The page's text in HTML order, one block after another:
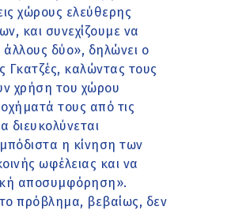
χώρους ελεύθερης
και συνεχίζουμε να
άλλους δύο», δηλώνει ο
Γκατζές, καλώντας τους
χρήση του χώρου
τους από τις
διευκολύνεται
η κίνηση των
ωφέλειας και να
αποσυμφόρηση».
πρόβλημα, βεβαίως, δεν